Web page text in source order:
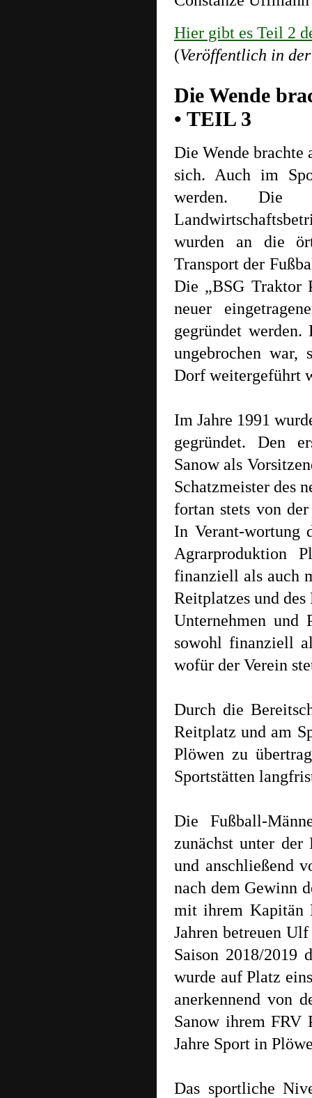
Hier gibt es Teil 2
(Veröffentlich in
Die Wende
• TEIL 3
Die Wende brachte
sich. Auch im
werden. Die
wurden an die
Transport der
Die „BSG Traktor
neuer
gegründet werden.
ungebrochen war,
Dorf weitergeführt
Im Jahre 1991
gegründet. Den
Sanow als
Schatzmeister des
fortan stets von
In Verant-wortung
Agrarproduktion
finanziell als auch
Reitplatzes und
Unternehmen und
sowohl finanziell
wofür der Verein
Durch die
Reitplatz und am
Plöwen zu
Sportstätten
Die Fußball-
zunächst unter
und anschließend
nach dem Gewinn
mit ihrem Kapitän
Jahren betreuen
Saison 2018/2019
wurde auf Platz
anerkennend von
Sanow ihrem FRV
Jahre Sport in
Das sportliche